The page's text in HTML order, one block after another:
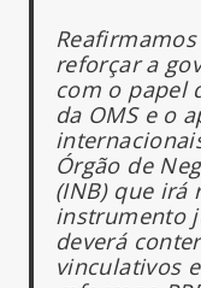
reforçar a
com o papel
da OMS e o
Órgão de
(INB) que irá
instrumento
deverá
vinculativos